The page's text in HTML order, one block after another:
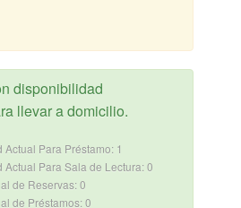
disponibilidad
llevar a domicilio.
Para Préstamo: 1
Actual Para Sala de Lectura: 0
de Reservas: 0
de Préstamos: 0